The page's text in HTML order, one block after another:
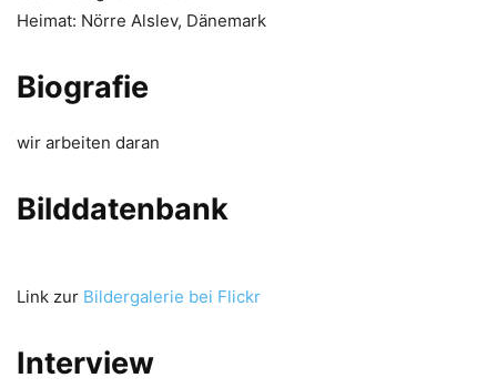
Heimat: Nörre Alslev, Dänemark
Biografie
wir arbeiten daran
Bilddatenbank
Link zur Bildergalerie bei Flickr
Interview